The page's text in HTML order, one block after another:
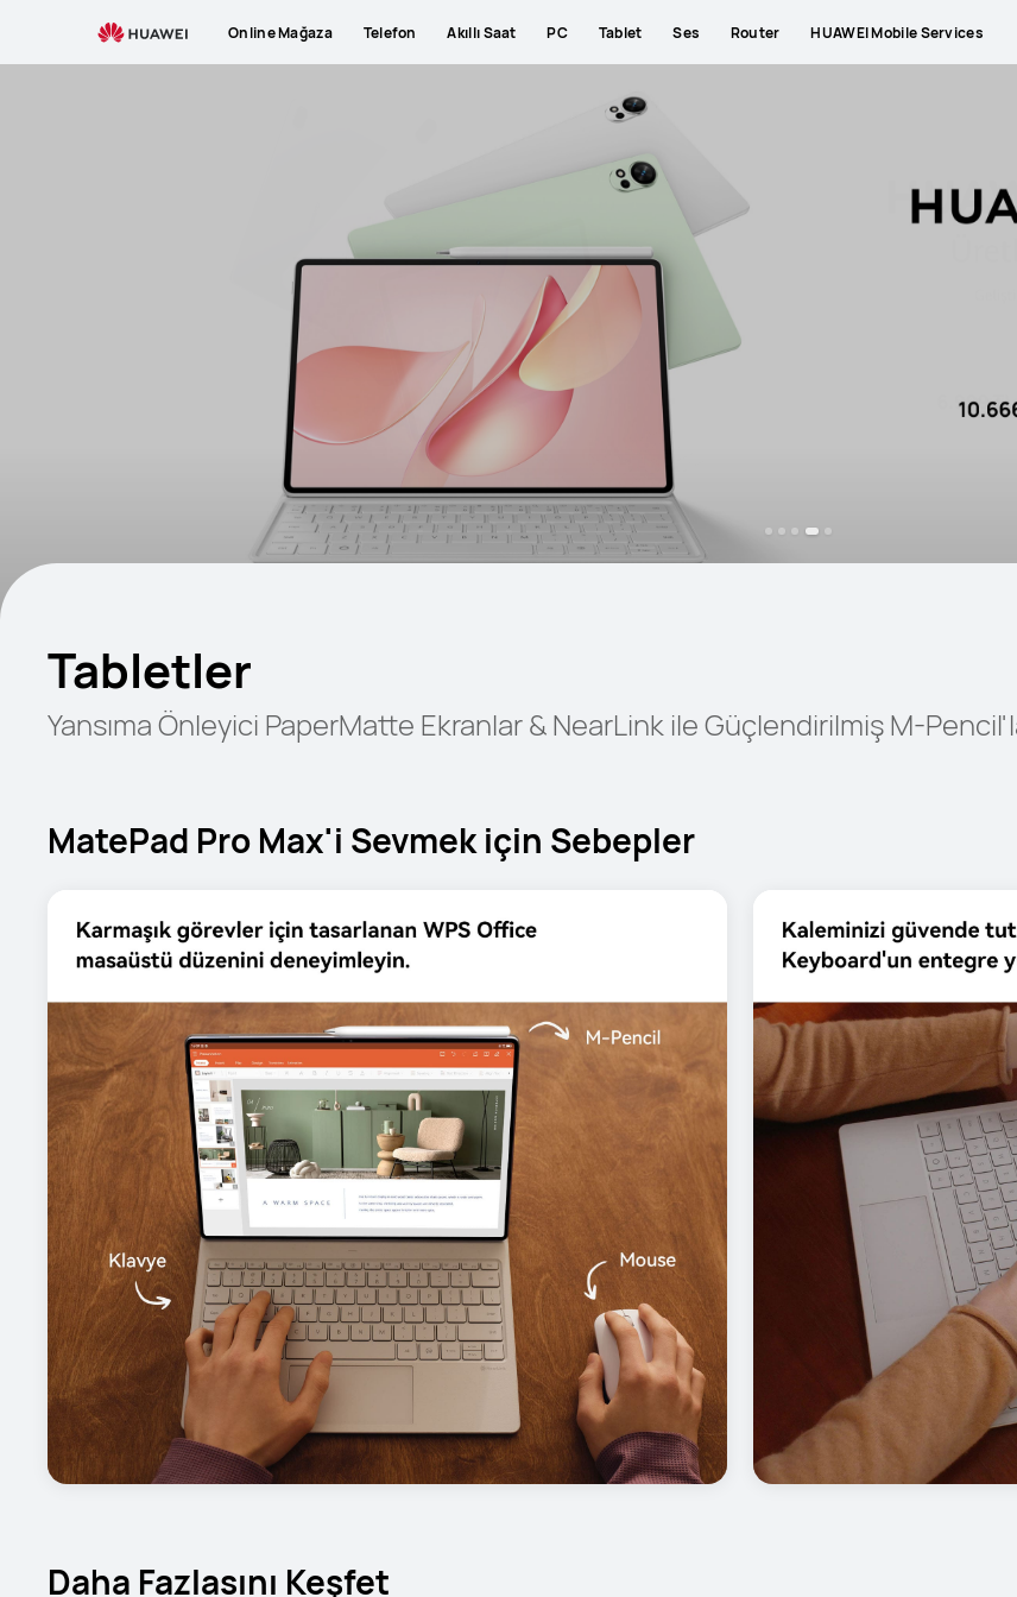
Online Mağaza Telefon Akıllı Saat PC Tablet Ses Router HUAWEI Mobile Services
Tabletler
Yansıma Önleyici PaperMatte Ekranlar & NearLink ile Güçlendirilmiş M-
MatePad Pro Max'i Sevmek için Sebepler
Daha Fazlasını Keşfet